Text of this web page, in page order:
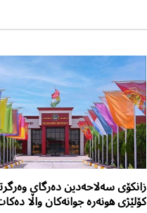
زانکۆی سەلاحەدین دەرگای
کۆلێژی هونەرە جوانەکان واڵا